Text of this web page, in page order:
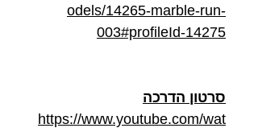
odels/14265-marble-run-
003#profileId-14275
סרטון הדרכה
https://www.youtube.com/wat